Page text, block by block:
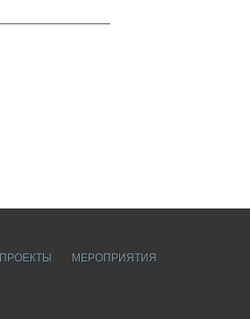
ПРОЕКТЫ МЕРОПРИЯТИЯ